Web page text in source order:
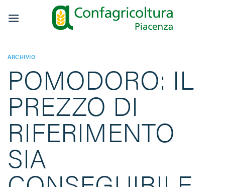
ARCHIVIO
POMODORO: IL
PREZZO DI
RIFERIMENTO
SIA